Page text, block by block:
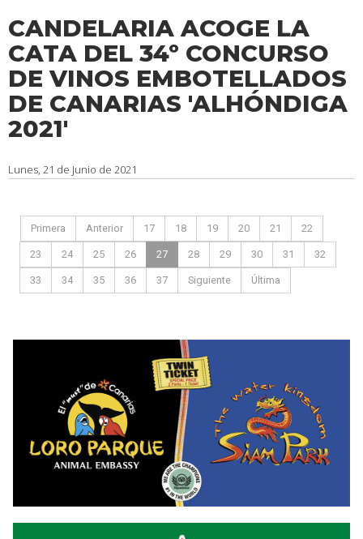
CANDELARIA ACOGE LA
CATA DEL 34º CONCURSO
DE VINOS EMBOTELLADOS
DE CANARIAS 'ALHÓNDIGA
2021'
Lunes, 21 de Junio de 2021
Primera Anterior 17 18 19 20 21 22
23 24 25 26 27 28 29 30 31 32
33 34 35 36 37 Siguiente Última